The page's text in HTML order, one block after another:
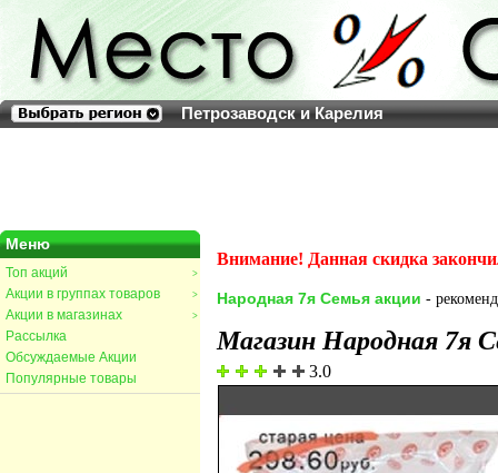
Петрозаводск и Карелия
Меню
>
Топ акций
>
Акции в группах товаров
>
Акции в магазинах
Рассылка
Обсуждаемые Акции
Популярные товары
Внимание! Данная скидка
Народная 7я Семья акции -
Магазин Народная 7я
3.0